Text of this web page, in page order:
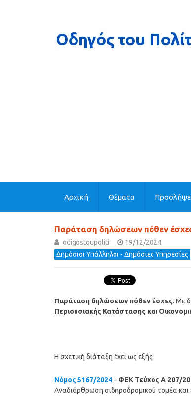
Αρχική Θέματα
Παράταση δηλώσεων πόθεν
odigostoupoliti
19/12/2024
Δημόσιοι Υπάλληλοι - Δημόσιες Υπηρεσίες
Παράταση δηλώσεων πόθεν έσχες. Με
Περιουσιακής Κατάστασης και
Η σχετική διάταξη έχει ως εξής:
Νόμος 5167/2024– ΦΕΚ Τεύχος Α 207/
Αναδιάρθρωση σιδηροδρομικού τομέα